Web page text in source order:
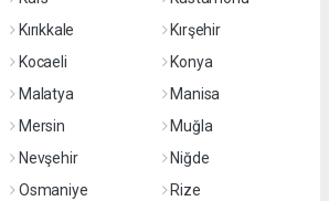
Kırıkkale
Kırşehir
Kocaeli
Konya
Malatya
Manisa
Mersin
Muğla
Nevşehir
Niğde
Osmaniye Rize